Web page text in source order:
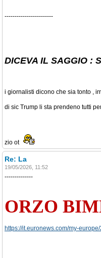
------------------------
DICEVA IL SAGGIO :
i giornalisti dicono che sia tonto ,
di sic Trump li sta prendeno tutti
zio ot
Re: La
19/05/2026, 11:52
--------------
ORZO
https://it.euronews.com/my-